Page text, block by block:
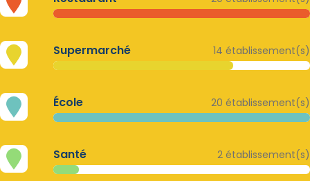
Supermarché 14 établissement(s)
École 20 établissement(s)
Santé 2 établissement(s)